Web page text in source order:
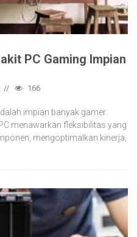
PC Gaming Impian
166
impian banyak gamer.
menawarkan fleksibilitas yang
mengoptimalkan kinerja,